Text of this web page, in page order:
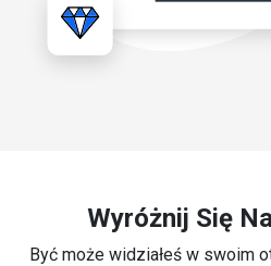
Wyróżnij Się
Być może widziałeś w swoim